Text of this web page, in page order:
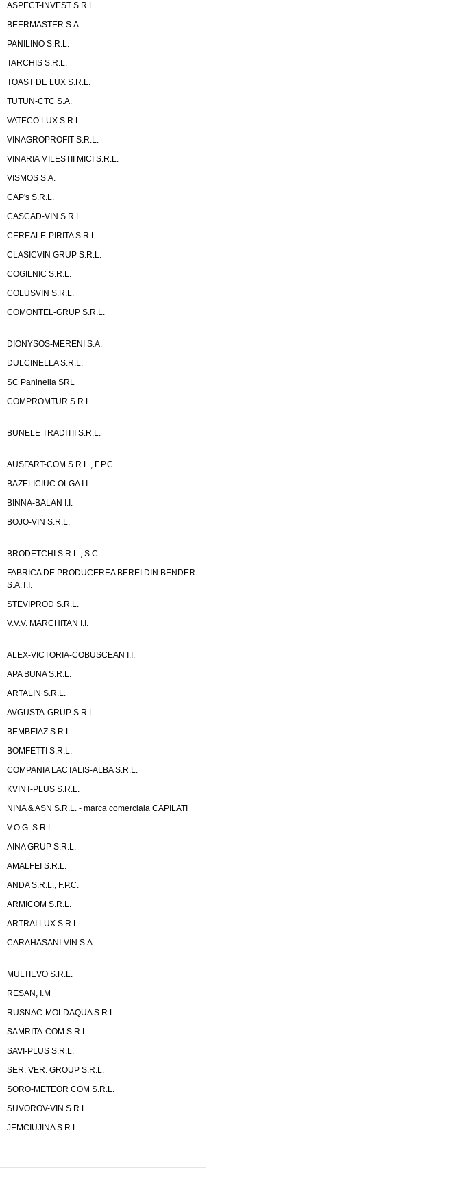
ASPECT-INVEST S.R.L.
BEERMASTER S.A.
PANILINO S.R.L.
TARCHIS S.R.L.
TOAST DE LUX S.R.L.
TUTUN-CTC S.A.
VATECO LUX S.R.L.
VINAGROPROFIT S.R.L.
VINARIA MILESTII MICI S.R.L.
VISMOS S.A.
CAP's S.R.L.
CASCAD-VIN S.R.L.
CEREALE-PIRITA S.R.L.
CLASICVIN GRUP S.R.L.
COGILNIC S.R.L.
COLUSVIN S.R.L.
COMONTEL-GRUP S.R.L.
DIONYSOS-MERENI S.A.
DULCINELLA S.R.L.
SC Paninella SRL
COMPROMTUR S.R.L.
BUNELE TRADITII S.R.L.
AUSFART-COM S.R.L., F.P.C.
BAZELICIUC OLGA I.I.
BINNA-BALAN I.I.
BOJO-VIN S.R.L.
BRODETCHI S.R.L., S.C.
FABRICA DE PRODUCEREA BEREI DIN BENDER
S.A.T.I.
STEVIPROD S.R.L.
V.V.V. MARCHITAN I.I.
ALEX-VICTORIA-COBUSCEAN I.I.
APA BUNA S.R.L.
ARTALIN S.R.L.
AVGUSTA-GRUP S.R.L.
BEMBEIAZ S.R.L.
BOMFETTI S.R.L.
COMPANIA LACTALIS-ALBA S.R.L.
KVINT-PLUS S.R.L.
NINA & ASN S.R.L. - marca comerciala CAPILATI
V.O.G. S.R.L.
AINA GRUP S.R.L.
AMALFEI S.R.L.
ANDA S.R.L., F.P.C.
ARMICOM S.R.L.
ARTRAI LUX S.R.L.
CARAHASANI-VIN S.A.
MULTIEVO S.R.L.
RESAN, I.M
RUSNAC-MOLDAQUA S.R.L.
SAMRITA-COM S.R.L.
SAVI-PLUS S.R.L.
SER. VER. GROUP S.R.L.
SORO-METEOR COM S.R.L.
SUVOROV-VIN S.R.L.
JEMCIUJINA S.R.L.